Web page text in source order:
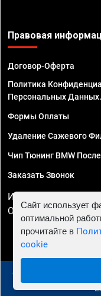
Правовая
Договор-Оферта
Политика
Персональных Данных.
Формы Оплаты
Удаление Сажевого
Чип Тюнинг BMW
Заказать Звонок
ИП Смирнов
ОГРНИП
© 2010 - 2026 Чип
Сайт использует
оптимальной
прочитайте в
cookie